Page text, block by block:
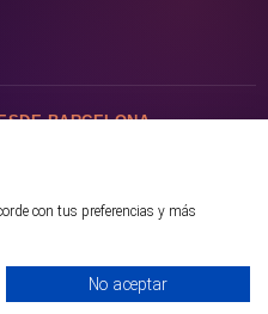
BARCELONA
con tus preferencias y más
No aceptar